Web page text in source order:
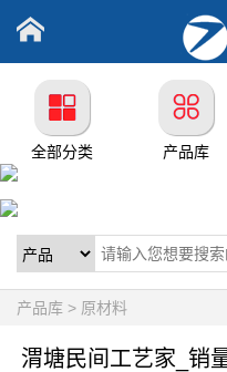
全部分类 产品库
产品库 > 原材料
渭塘民间工艺家_销